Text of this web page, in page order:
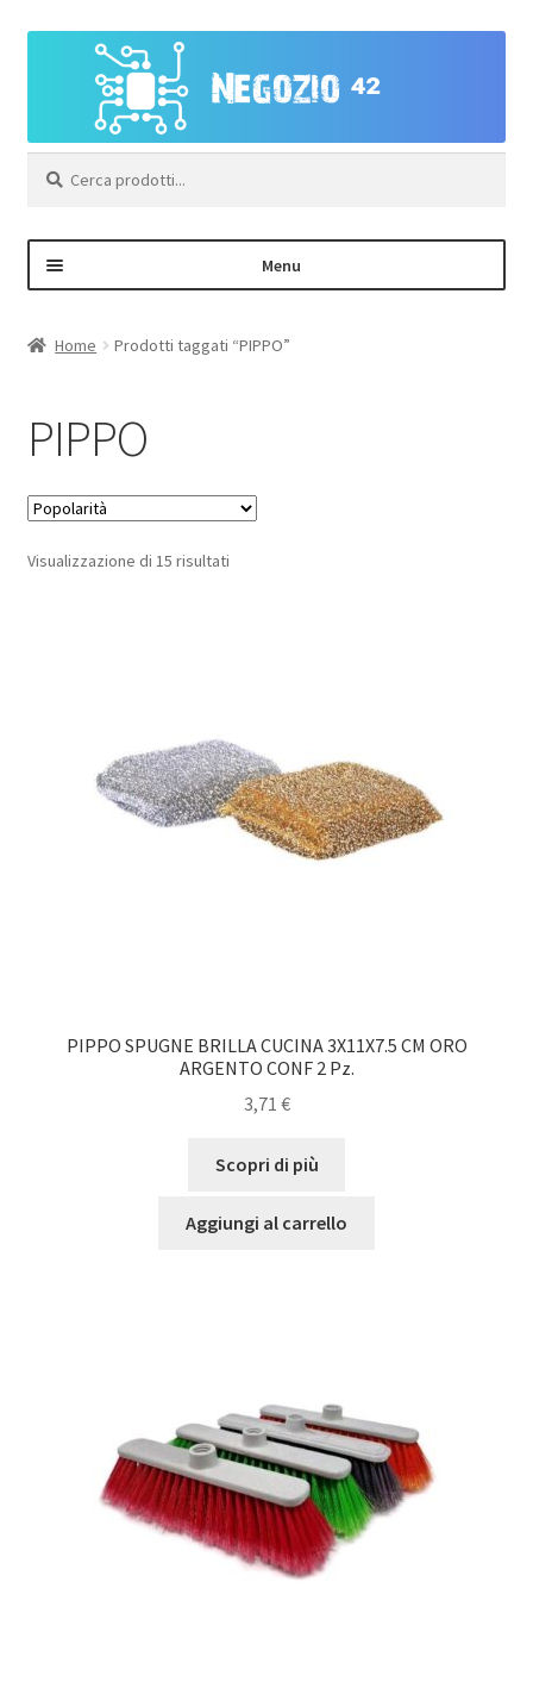
navigazione
contenuto
Menu
Contatti
Home Prodotti taggati “PIPPO”
PIPPO
Visualizzazione di 15 risultatiPopolarità
PIPPO SPUGNE BRILLA CUCINA 3X11X7.5 CM ORO
ARGENTO CONF 2 Pz.
3,71 €
Scopri di più
Aggiungi al carrello